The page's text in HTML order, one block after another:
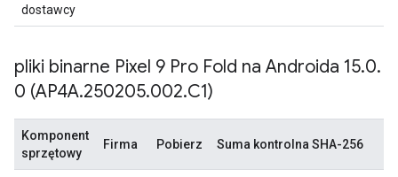
dostawcy
pliki binarne Pixel 9 Pro Fold na Androida 15.0.
0 (AP4A.250205.002.C1)
Komponent
sprzętowy
Firma Pobierz Suma kontrolna SHA-256